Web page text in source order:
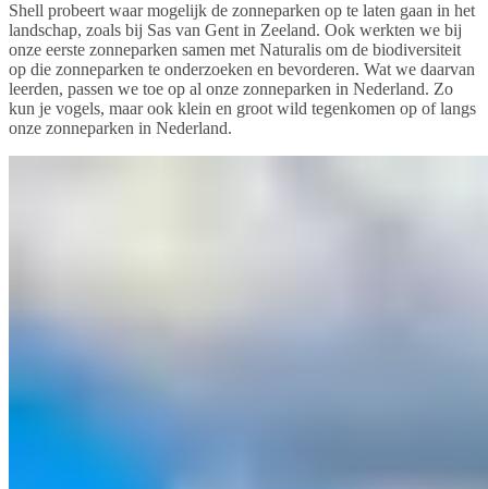
Shell probeert waar mogelijk de zonneparken op te laten gaan in het
landschap, zoals bij Sas van Gent in Zeeland. Ook werkten we bij
onze eerste zonneparken samen met Naturalis om de biodiversiteit
op die zonneparken te onderzoeken en bevorderen. Wat we daarvan
leerden, passen we toe op al onze zonneparken in Nederland. Zo
kun je vogels, maar ook klein en groot wild tegenkomen op of langs
onze zonneparken in Nederland.